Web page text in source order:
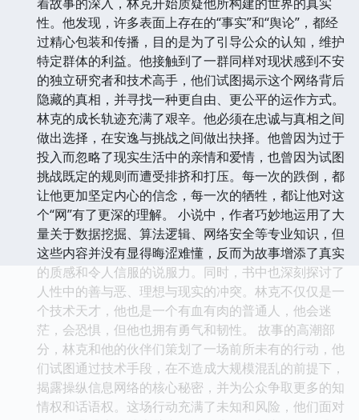
性。他发现，许多表面上存在的“事实”和“舆论”，都经
过精心包装和传播，目的是为了引导公众的认知，维护
特定群体的利益。他接触到了一群同样对现状感到不安
的独立研究者和技术高手，他们试图揭示这个网络背后
隐藏的真相，并寻找一种更自由、更公平的运作方式。
林克的成长轨迹充满了艰辛。他必须在忠诚与真相之间
做出选择，在安逸与挑战之间做出抉择。他曾因为过于
投入而忽略了现实生活中的亲情和爱情，也曾因为试图
挑战既定的规则而遭受排挤和打压。每一次的跌倒，都
让他更加坚定内心的信念，每一次的牺牲，都让他对这
个“网”有了更深的理解。 小说中，作者巧妙地运用了大
量关于数据挖掘、算法逻辑、网络安全等专业知识，但
这些内容并没有显得晦涩难懂，反而为故事增添了真实
的质感和令人信服的说服力。同时，书中也深刻探讨了
人性中的善与恶、理想与现实的冲突。林克不仅仅是一
个技术天才，他也是一个有血有肉的普通人，他会迷
茫，会恐惧，但他也拥有勇气和韧性。 故事的高潮部
分，林克和他的伙伴们策划了一场前所未有的行动，他
们试图通过技术手段，在不造成大规模混乱的前提下，
揭露操纵信息网络的核心秘密，并为公众争取更多的知
情权和话语权。这场行动充满了未知和风险，他们面对